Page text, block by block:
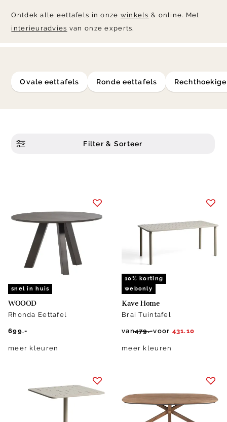
Ontdek alle eettafels in onze winkels & online. Met
interieuradvies van onze experts.
ovale eettafels ronde eettafels
Filter & Sorteer
snel in huis
WOOOD
Rhonda Eettafel
699.-
meer kleuren
10% korting
webonly
Kave Home
Brai Tuintafel
van479.-voor 431.10
meer kleuren